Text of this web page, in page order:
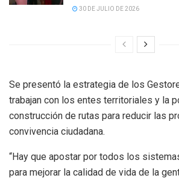
30 DE JULIO DE 2026
Se presentó la estrategia de los
trabajan con los entes territoriales y la
construcción de rutas para reducir las
convivencia ciudadana.
“Hay que apostar por todos los
para mejorar la calidad de vida de la